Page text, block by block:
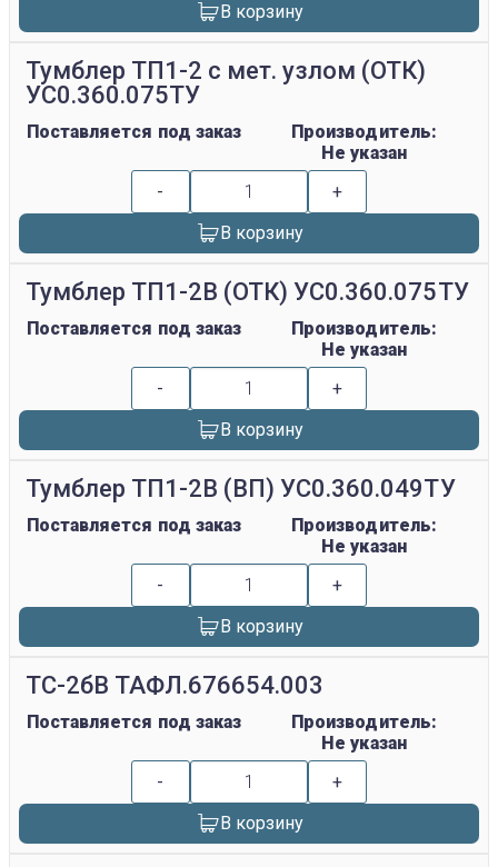
В корзину
Тумблер ТП1-2 с мет. узлом (ОТК)
УС0.360.075ТУ
Поставляется под заказ
Производитель:
Не указан
-
+
В корзину
Тумблер ТП1-2В (ОТК) УС0.360.075ТУ
Поставляется под заказ
Производитель:
Не указан
-
+
В корзину
Тумблер ТП1-2В (ВП) УС0.360.049ТУ
Поставляется под заказ
Производитель:
Не указан
-
+
В корзину
ТС-2бВ ТАФЛ.676654.003
Поставляется под заказ
Производитель:
Не указан
-
+
В корзину